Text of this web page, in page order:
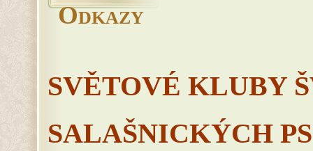
Odkazy
SVĚTOVÉ KLUBY
SALAŠNICKÝCH